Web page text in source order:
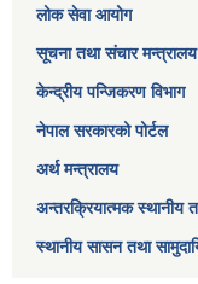
लोक सेवा आयोग
सूचना तथा संचार मन्त्रालय
केन्द्रीय पन्जिकरण विभाग
नेपाल सरकारको पोर्टल
अर्थ मन्त्रालय
अन्तरक्रियात्मक स्थानीय
स्थानीय सासन तथा